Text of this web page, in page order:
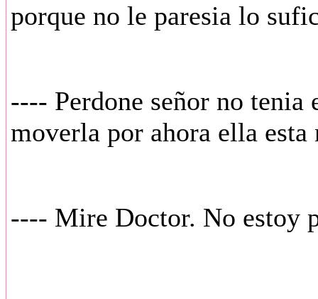
porque no le paresia lo
---- Perdone señor no
moverla por ahora ella
---- Mire Doctor. No estoy